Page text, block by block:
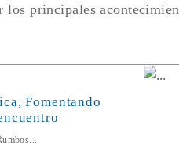
los principales
Fomentando